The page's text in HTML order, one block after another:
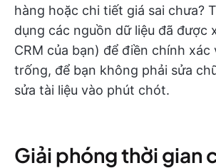
hàng hoặc chi tiết giá sai chưa?
dụng các nguồn dữ liệu đã được
CRM của bạn) để điền chính xác
trống, để bạn không phải sửa
sửa tài liệu vào phút chót.
Giải phóng thời gian